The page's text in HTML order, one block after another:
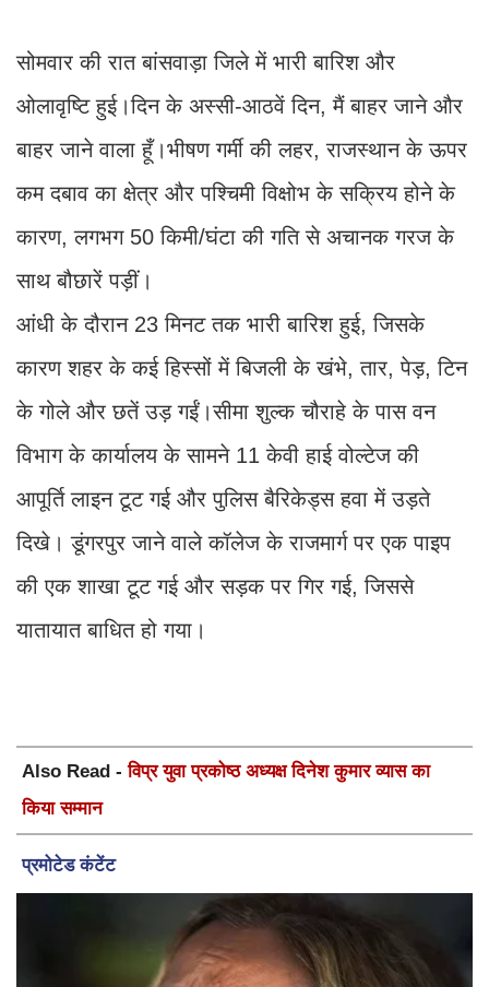
सोमवार की रात बांसवाड़ा जिले में भारी बारिश और
ओलावृष्टि हुई।दिन के अस्सी-आठवें दिन, मैं बाहर जाने और
बाहर जाने वाला हूँ।भीषण गर्मी की लहर, राजस्थान के ऊपर
कम दबाव का क्षेत्र और पश्चिमी विक्षोभ के सक्रिय होने के
कारण, लगभग 50 किमी/घंटा की गति से अचानक गरज के
साथ बौछारें पड़ीं।
आंधी के दौरान 23 मिनट तक भारी बारिश हुई, जिसके
कारण शहर के कई हिस्सों में बिजली के खंभे, तार, पेड़, टिन
के गोले और छतें उड़ गईं।सीमा शुल्क चौराहे के पास वन
विभाग के कार्यालय के सामने 11 केवी हाई वोल्टेज की
आपूर्ति लाइन टूट गई और पुलिस बैरिकेड्स हवा में उड़ते
दिखे। डूंगरपुर जाने वाले कॉलेज के राजमार्ग पर एक पाइप
की एक शाखा टूट गई और सड़क पर गिर गई, जिससे
यातायात बाधित हो गया।
Also Read -विप्र युवा प्रकोष्ठ अध्यक्ष दिनेश कुमार व्यास का
किया सम्मान